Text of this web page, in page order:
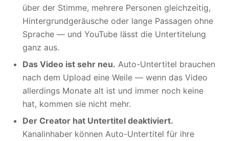
über der Stimme, mehrere Personen gleichzeitig,
Hintergrundgeräusche oder lange Passagen ohne
Sprache — und YouTube lässt die Untertitelung
ganz aus.
Das Video ist sehr neu. Auto-Untertitel brauchen
nach dem Upload eine Weile — wenn das Video
allerdings Monate alt ist und immer noch keine
hat, kommen sie nicht mehr.
Der Creator hat Untertitel deaktiviert.
Kanalinhaber können Auto-Untertitel für ihre